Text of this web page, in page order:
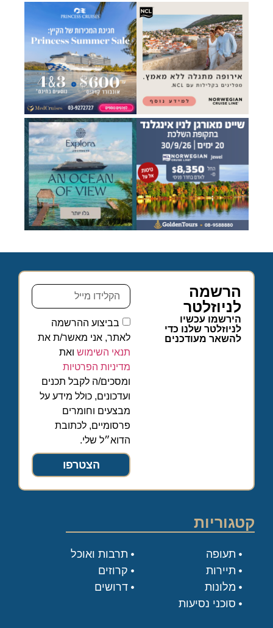
הרשמה
לניוזלטר
הירשמו עכשיו
לניוזלטר שלנו כדי
להשאר מעודכנים
בביצוע ההרשמה
לאתר, אני מאשר/ת את
תנאי השימוש ואת
מדיניות הפרטיות
ומסכים/ה לקבל תכנים
ועדכונים, כולל מידע על
מבצעים וחומרים
פרסומיים, לכתובת
הדוא״ל שלי.
הצטרפו
קטגוריות
תעופה
תיירות
מלונות
סוכני נסיעות
תרבות ואוכל
קרוזים
דרושים